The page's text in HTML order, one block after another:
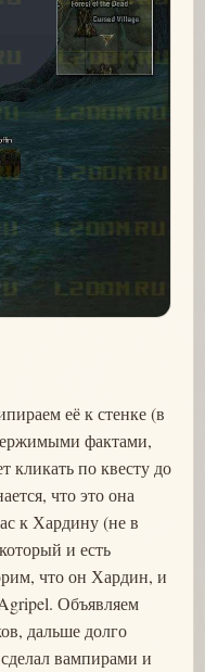
её к стенке (в
фактами,
кликать по квесту до
что это она
к Хардину (не в
и есть
что он Хардин, и
Объявляем
дальше долго
вампирами и